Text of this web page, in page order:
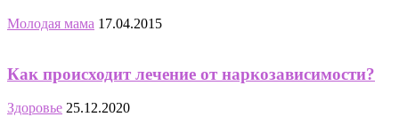
Молодая мама 17.04.2015
Как происходит лечение от наркозависимости?
Здоровье 25.12.2020